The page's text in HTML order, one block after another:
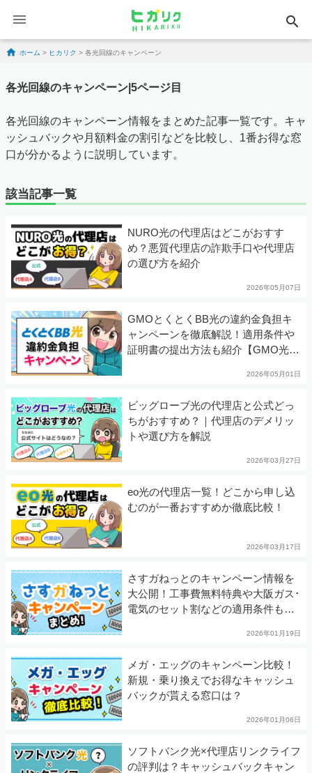
search
Skip to content
ホーム > ヒカリク > 各光回線のキャンペーン
各光回線のキャンペーン|5ページ目
各光回線のキャンペーン情報をまとめた記事一覧です。キャ
ッシュバックや月額料金の割引などを比較し、1番お得な窓
口が分かるように説明しています。
該当記事一覧
NURO光の代理店はどこがおすす
め？悪質代理店の詐欺手口や代理店
の選び方を紹介
2026年05月07日
GMOとくとくBB光の違約金負担キ
ャンペーンを徹底解説！適用条件や
証明書の提出方法も紹介【GMO光ア
2026年05月01日
ビッグローブ光の代理店と公式どっ
ちがおすすめ？｜代理店のデメリッ
トや選び方を解説
2026年03月27日
eo光の代理店一覧！どこから申し込
むのが一番おすすめか徹底比較！
2026年03月17日
さすガねっとのキャンペーン情報を
大公開！工事費無料特典や大阪ガス･
電気のセット割などの適用条件も徹
2026年01月19日
メガ・エッグのキャンペーン比較！
新規・乗り換えでお得なキャッシュ
バックが貰える窓口は？
2026年01月06日
ソフトバンク光×代理店リンクライフ
の評判は？キャッシュバックキャン